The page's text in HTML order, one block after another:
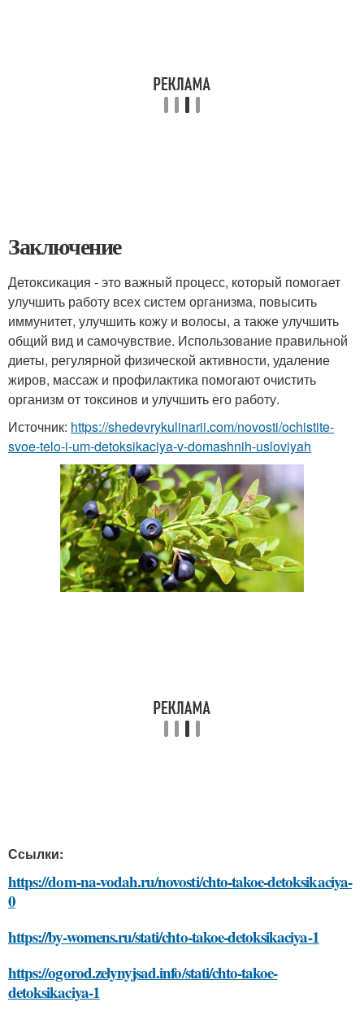
Заключение
Детоксикация - это важный процесс, который помогает
улучшить работу всех систем организма, повысить
иммунитет, улучшить кожу и волосы, а также улучшить
общий вид и самочувствие. Использование правильной
диеты, регулярной физической активности, удаление
жиров, массаж и профилактика помогают очистить
организм от токсинов и улучшить его работу.
Источник: https://shedevrykulinarii.com/novosti/ochistite-
svoe-telo-i-um-detoksikaciya-v-domashnih-usloviyah
Ссылки:
https://dom-na-vodah.ru/novosti/chto-takoe-detoksikaciya-
0
https://by-womens.ru/stati/chto-takoe-detoksikaciya-1
https://ogorod.zelynyjsad.info/stati/chto-takoe-
detoksikaciya-1